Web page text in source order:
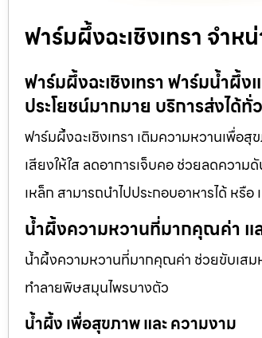
ฟาร์มผึ้งฉะเชิงเทรา จำ
ฟาร์มผึ้งฉะเชิงเทรา ฟาร์มน้ำผึ้
ประโยชน์มากมาย บริการส่งได้ทั่
ฟาร์มผึ้งฉะเชิงเทรา เติมความหวานเพื่
เสียงให้ใส ลดอาการเจ็บคอ ช่วยลดความ
เหล็ก สามารถนำไปประกอบอาหารได้ ห
น้ำผึ้งความหวานที่มากคุณค่า แล
น้ำผึ้งความหวานที่มากคุณค่า ช่วยขับเสม
ทำลายพิษสมุนไพรบางตัว
น้ำผึ้ง เพื่อสุขภาพ และ ความงาม